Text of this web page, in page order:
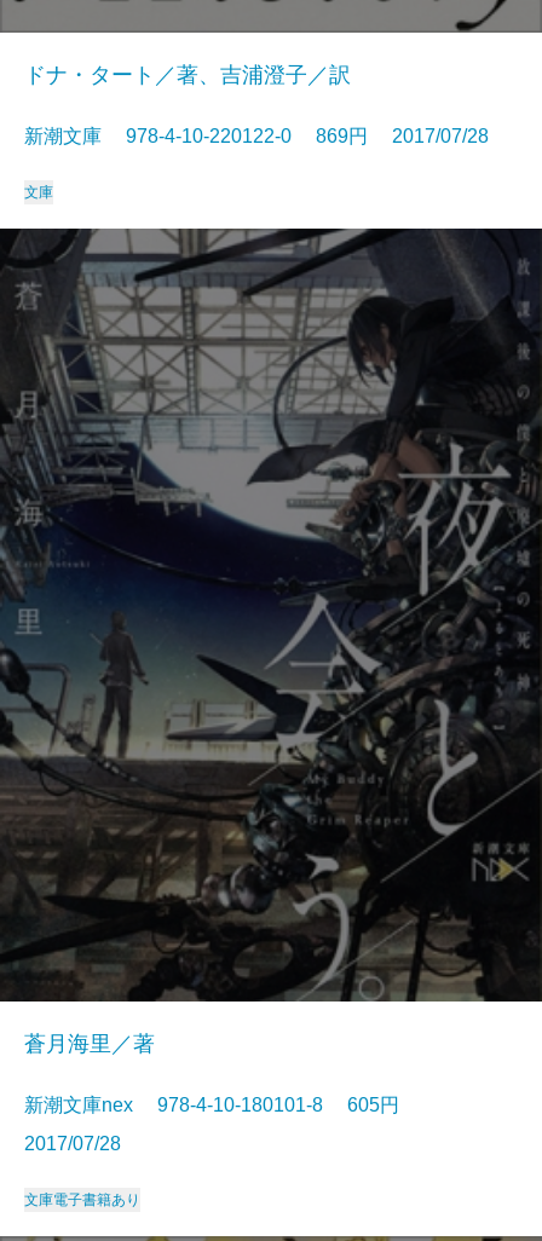
ドナ・タート／著、吉浦澄子／訳
新潮文庫 978-4-10-220122-0 869円 2017/07/28
文庫
蒼月海里／著
新潮文庫nex 978-4-10-180101-8 605円
2017/07/28
文庫電子書籍あり